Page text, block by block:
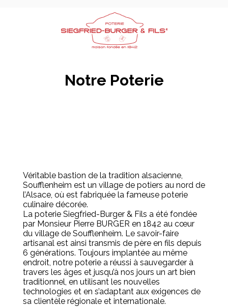
Notre Poterie
Véritable bastion de la tradition alsacienne,
Soufflenheim est un village de potiers au nord de
l’Alsace, où est fabriquée la fameuse poterie
culinaire décorée.
La poterie Siegfried-Burger & Fils a été fondée
par Monsieur Pierre BURGER en 1842 au cœur
du village de Soufflenheim. Le savoir-faire
artisanal est ainsi transmis de père en fils depuis
6 générations. Toujours implantée au même
endroit, notre poterie a réussi à sauvegarder à
travers les âges et jusqu’à nos jours un art bien
traditionnel, en utilisant les nouvelles
technologies et en s’adaptant aux exigences de
sa clientèle régionale et internationale.